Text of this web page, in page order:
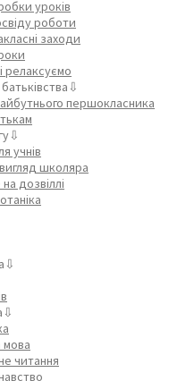
уроків
роботи
заходи
релаксуємо
першокласника
учнів
школяра
дозвіллі
мова
читання